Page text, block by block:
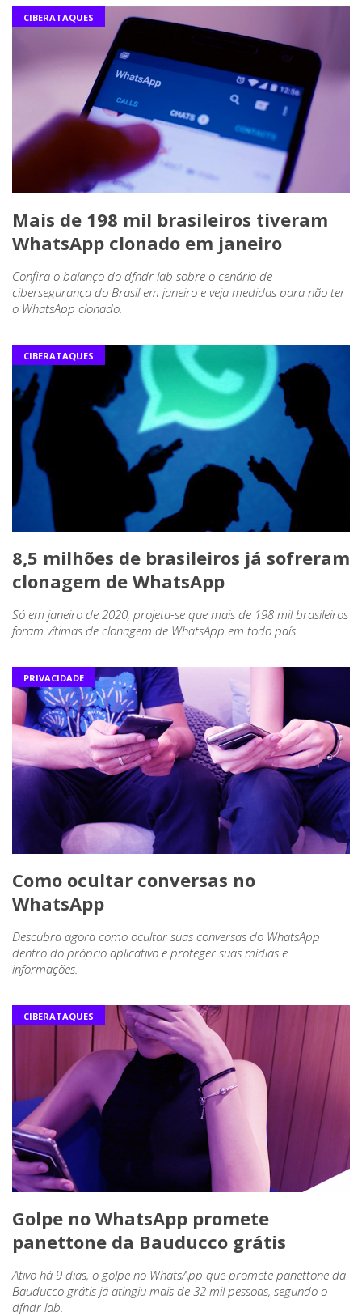
CIBERATAQUES
Mais de 198 mil brasileiros tiveram
WhatsApp clonado em janeiro
Confira o balanço do dfndr lab sobre o cenário de
cibersegurança do Brasil em janeiro e veja medidas para não ter
o WhatsApp clonado.
CIBERATAQUES
8,5 milhões de brasileiros já sofreram
clonagem de WhatsApp
Só em janeiro de 2020, projeta-se que mais de 198 mil brasileiros
foram vítimas de clonagem de WhatsApp em todo país.
PRIVACIDADE
Como ocultar conversas no
WhatsApp
Descubra agora como ocultar suas conversas do WhatsApp
dentro do próprio aplicativo e proteger suas mídias e
informações.
CIBERATAQUES
Golpe no WhatsApp promete
panettone da Bauducco grátis
Ativo há 9 dias, o golpe no WhatsApp que promete panettone da
Bauducco grátis já atingiu mais de 32 mil pessoas, segundo o
dfndr lab.